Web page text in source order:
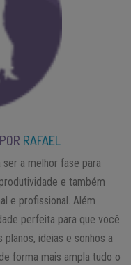
RAFAEL
a melhor fase para
e também
e profissional. Além
perfeita para que você
ideias e sonhos a
forma mais ampla tudo o